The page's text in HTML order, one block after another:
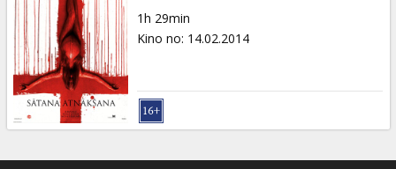
Dāvanu
kartes
Uzkodas
B2B
1h 29min
Kino no: 14.02.2014